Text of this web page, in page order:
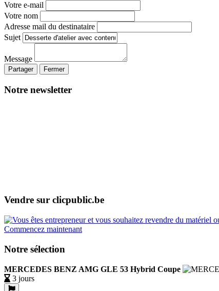
Votre e-mail
Votre nom
Adresse mail du destinataire
Sujet
Message
Partager Fermer
Notre newsletter
Vendre sur clicpublic.be
Commencez maintenant
Notre sélection
MERCEDES BENZ AMG GLE 53 Hybrid Coupe
3 jours